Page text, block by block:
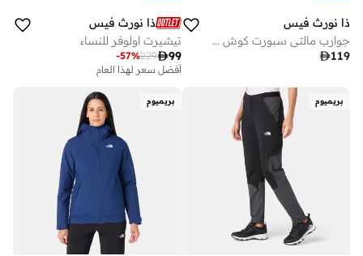
ذا نورث فيس
جوارب مالتي سبورت كوش كرو (3 أزواج)
119
ذا نورث فيس
تيشيرت اولوفر للنساء
99
229
-57%
أفضل سعر لهذا العام
بريميوم بريميوم